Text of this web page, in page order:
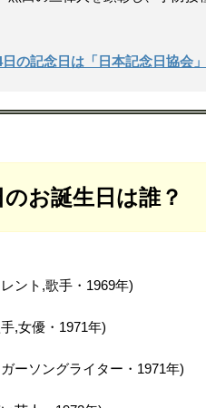
の記念日は「日本記念日協会
お誕生日は誰？
ント,歌手・1969年)
,女優・1971年)
ーソングライター・1971年)